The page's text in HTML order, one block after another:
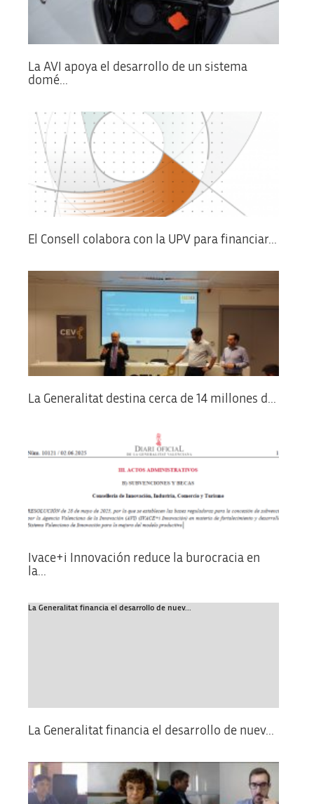
La AVI apoya el desarrollo de un sistema
domé...
El Consell colabora con la UPV para financiar...
La Generalitat destina cerca de 14 millones d...
Ivace+i Innovación reduce la burocracia en
la...
La Generalitat financia el desarrollo de nuev...
La Generalitat financia el desarrollo de nuev...